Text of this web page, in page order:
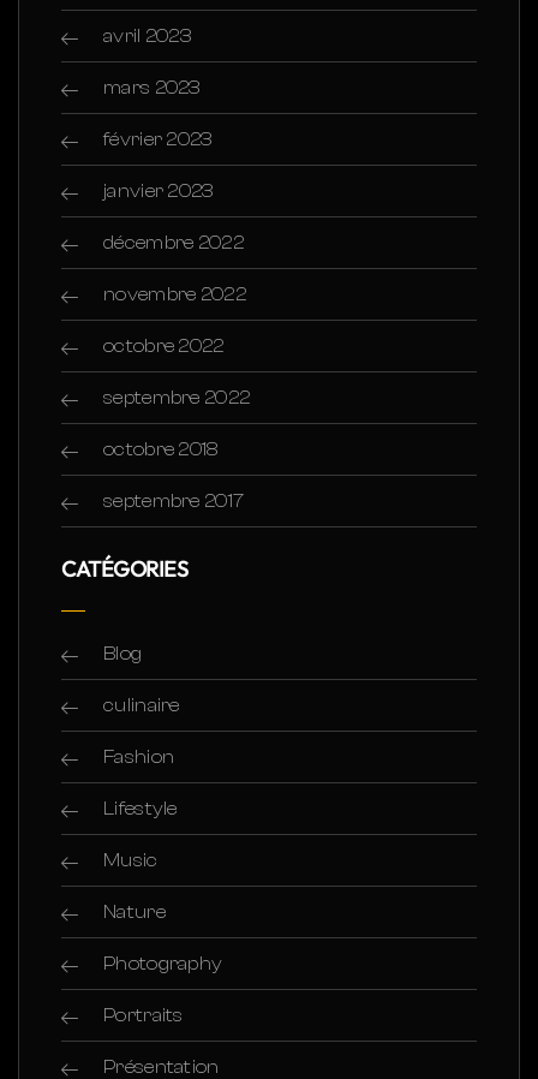
avril 2023
mars 2023
février 2023
janvier 2023
décembre 2022
novembre 2022
octobre 2022
septembre 2022
octobre 2018
septembre 2017
CATÉGORIES
Blog
culinaire
Fashion
Lifestyle
Music
Nature
Photography
Portraits
Présentation